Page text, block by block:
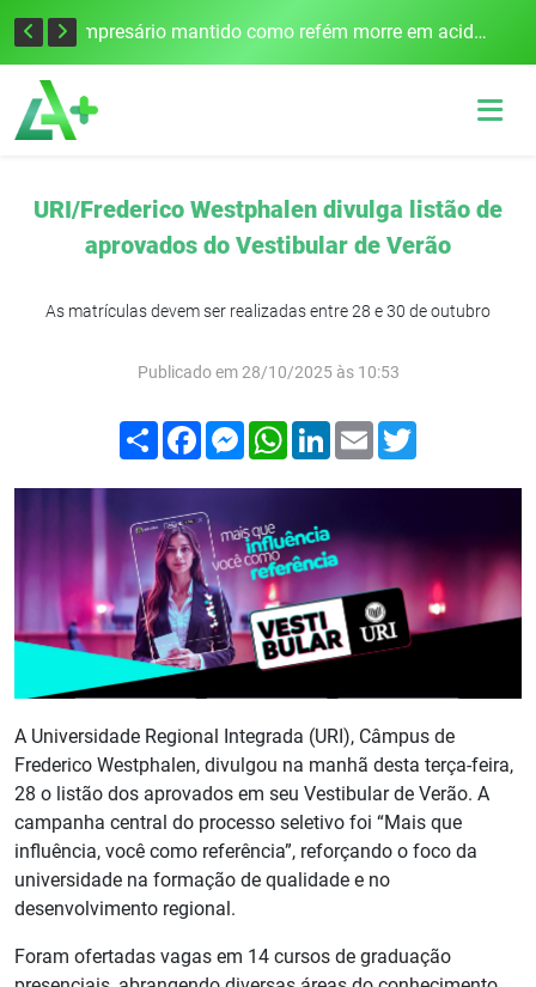
Edital para construção de ponte entre Itapiranga e Barra do Guarita deve ser lançado no segundo semestre Empresário mantido como refém morre em acidente após assalto em Cerro Largo
URI/Frederico Westphalen divulga listão de
aprovados do Vestibular de Verão
As matrículas devem ser realizadas entre 28 e 30 de outubro
Publicado em 28/10/2025 às 10:53
Compartilhar
FacebookMessenger
WhatsApp
LinkedIn
Email
A Universidade Regional Integrada (URI), Câmpus de
Frederico Westphalen, divulgou na manhã desta terça-feira,
28 o listão dos aprovados em seu Vestibular de Verão. A
campanha central do processo seletivo foi “Mais que
influência, você como referência”, reforçando o foco da
universidade na formação de qualidade e no
desenvolvimento regional.
Foram ofertadas vagas em 14 cursos de graduação